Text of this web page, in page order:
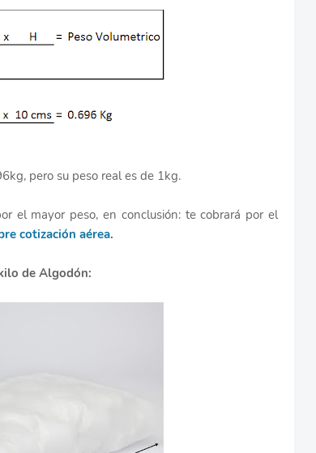
pero su peso real es de 1kg.
el mayor peso, en conclusión: te cobrará por el
cotización aérea.
de Algodón: